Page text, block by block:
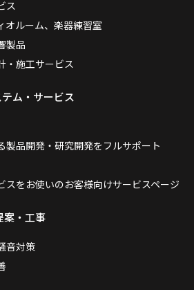
ス
オルーム、楽器練習室
製品
施工サービス
ム・サービス
製品開発・研究開発をフルサポート
スをお使いのお客様向けサービスページ
案・工事
音対策